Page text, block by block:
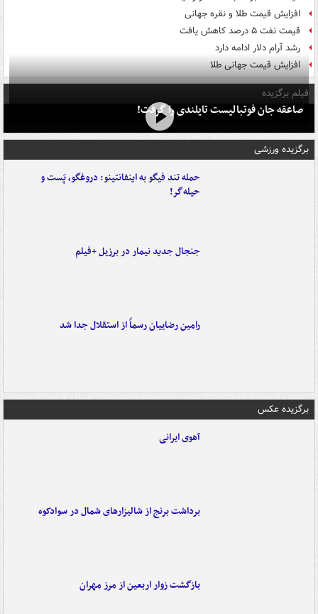
افزایش قیمت طلا و نقره جهانی
قیمت نفت ۵ درصد کاهش یافت
رشد آرام دلار ادامه دارد
افزایش قیمت جهانی طلا
فیلم برگزیده
صاعقه جان فوتبالیست تایلندی را گرفت!
برگزیده ورزشی
حمله تند فیگو به اینفانتینو: دروغگو، پَست‌ و
حیله‌گر!
جنجال جدید نیمار در برزیل +فیلم
رامین رضاییان رسماً از استقلال جدا شد
برگزیده عکس
آهوی ایرانی
برداشت برنج از شالیزارهای شمال در سوادکوه
بازگشت زوار اربعین از مرز مهران